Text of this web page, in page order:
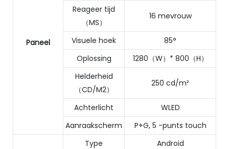
Paneel
Reageer tijd
（MS）
16 mevrouw
Visuele hoek
85°
Oplossing
1280（W）* 800（H）
Helderheid
（CD/M2）
250 cd/m²
Achterlicht
WLED
Aanraakscherm
P+G, 5 -punts touch
Type
Android